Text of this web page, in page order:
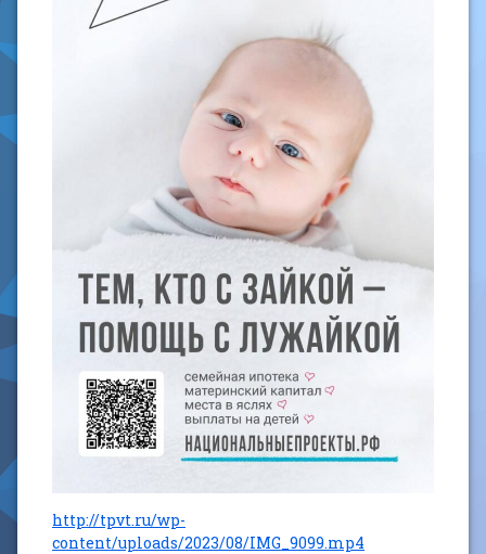
http://tpvt.ru/wp-
content/uploads/2023/08/IMG_9099.mp4